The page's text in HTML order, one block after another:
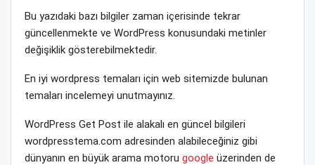
Bu yazıdaki bazı bilgiler zaman içerisinde tekrar
güncellenmekte ve WordPress konusundaki metinler
değişiklik gösterebilmektedir.
En iyi wordpress temaları için web sitemizde bulunan
temaları incelemeyi unutmayınız.
WordPress Get Post ile alakalı en güncel bilgileri
wordpresstema.com adresinden alabileceğiniz gibi
dünyanın en büyük arama motoru google üzerinden de